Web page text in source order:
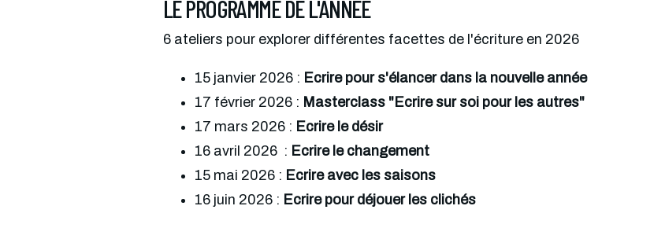
LE PROGRAMME DE L'ANNÉE
6 ateliers pour explorer différentes facettes de l'écriture en 2026
15 janvier 2026 : Ecrire pour s'élancer dans la nouvelle année
17 février 2026 : Masterclass "Ecrire sur soi pour les autres"
17 mars 2026 : Ecrire le désir
16 avril 2026  : Ecrire le changement
15 mai 2026 : Ecrire avec les saisons
16 juin 2026 : Ecrire pour déjouer les clichés